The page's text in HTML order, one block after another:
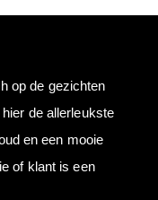
op de gezichten
de allerleukste
en een mooie
of klant is een